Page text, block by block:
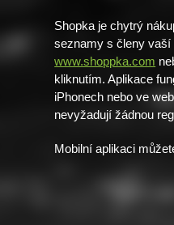
Shopka je chytrý
seznamy s členy vaší
www.shoppka.com
kliknutím. Aplikace
iPhonech nebo ve
nevyžadují žádnou
Mobilní aplikaci